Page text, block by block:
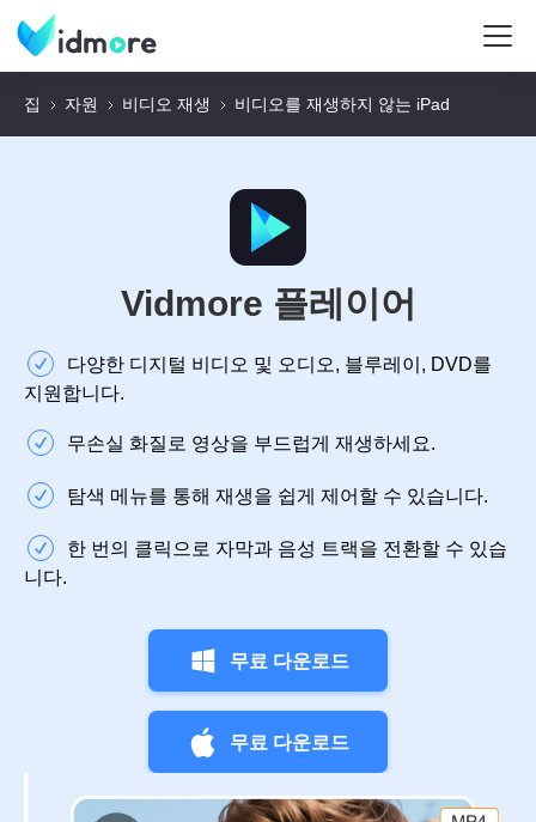
집 자원 비디오 재생 비디오를 재생하지 않는 iPad
Vidmore 플레이어
다양한 디지털 비디오 및 오디오, 블루레이, DVD를
지원합니다.
무손실 화질로 영상을 부드럽게 재생하세요.
탐색 메뉴를 통해 재생을 쉽게 제어할 수 있습니다.
한 번의 클릭으로 자막과 음성 트랙을 전환할 수 있습
니다.
무료 다운로드
무료 다운로드